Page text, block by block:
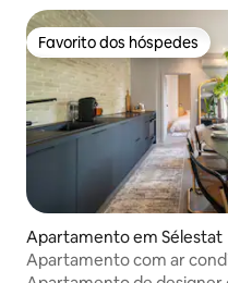
Favorito dos hóspedes
Favorito dos hóspedes
Apartamento em Sélestat
Apartamento com ar